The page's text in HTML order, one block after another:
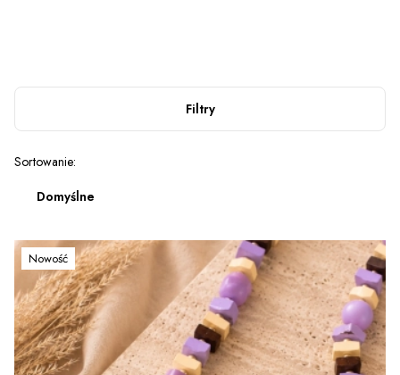
Filtry
Lista produktów
Sortowanie:
Domyślne
Nowość